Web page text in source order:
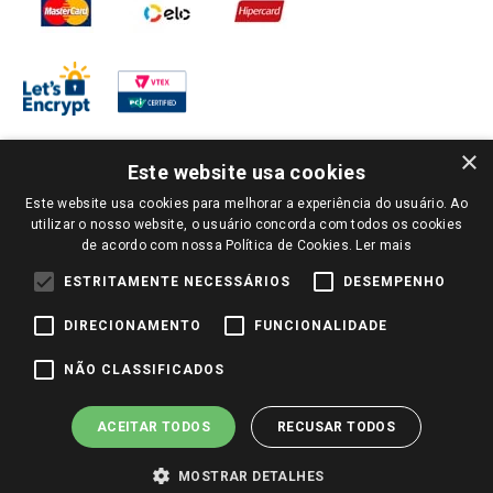
PARA VER OS PREÇOS DA SUA REGIÃO, FAÇA LOGIN E SELECIONE A LOJA DE
SUA PREFERÊNCIA. SOMENTE APÓS O LOGIN, OS PREÇOS DA SUA REGIÃO OU
LOJA SERÃO CARREGADOS.
TODOS OS PREÇOS E CONDIÇÕES COMERCIAIS DESTE SITE SÃO VÁLIDOS APENAS
PARA COMPRAS REALIZADAS NO GIASSI.COM.BR E NA LOJA SELECIONADA
PREÇOS PARA AS VENDAS ONLINE DIVULGADOS NO SITE PREVALECEM ANTE
COMUNICAÇÃO E SITES DE BUSCAS.
2022 COPYRIGHT - GIASSI SUPERMERCADOS. TODOS OS DIREITOS RESERVADOS.
×
Este website usa cookies
Este website usa cookies para melhorar a experiência do usuário. Ao
utilizar o nosso website, o usuário concorda com todos os cookies
de acordo com nossa Política de Cookies. Ler mais
ESTRITAMENTE NECESSÁRIOS DESEMPENHO
DIRECIONAMENTO FUNCIONALIDADE
NÃO CLASSIFICADOS
ACEITAR TODOS RECUSAR TODOS
MOSTRAR DETALHES